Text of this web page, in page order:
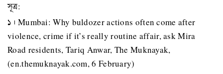
সূত্র:
১। Mumbai: Why buldozer actions often come after
violence, crime if it’s really routine affair, ask Mira
Road residents, Tariq Anwar, The Muknayak,
(en.themuknayak.com, 6 February)